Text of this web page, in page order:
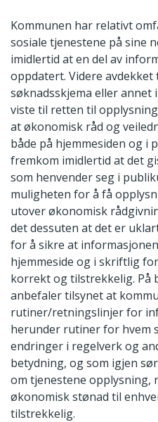
Kommunen har relativt
sosiale tjenestene på sine
imidlertid at en del av
oppdatert. Videre
søknadsskjema eller
viste til retten til
at økonomisk råd og
både på hjemmesiden og i
fremkom imidlertid at det
som henvender seg i
muligheten for å få
utover økonomisk
det dessuten at det er
for å sikre at
hjemmeside og i skriftlig
korrekt og tilstrekkelig. På
anbefaler tilsynet at
rutiner/retningslinjer for
herunder rutiner for hvem
endringer i regelverk og
betydning, og som igjen
om tjenestene opplysning,
økonomisk stønad til
tilstrekkelig.